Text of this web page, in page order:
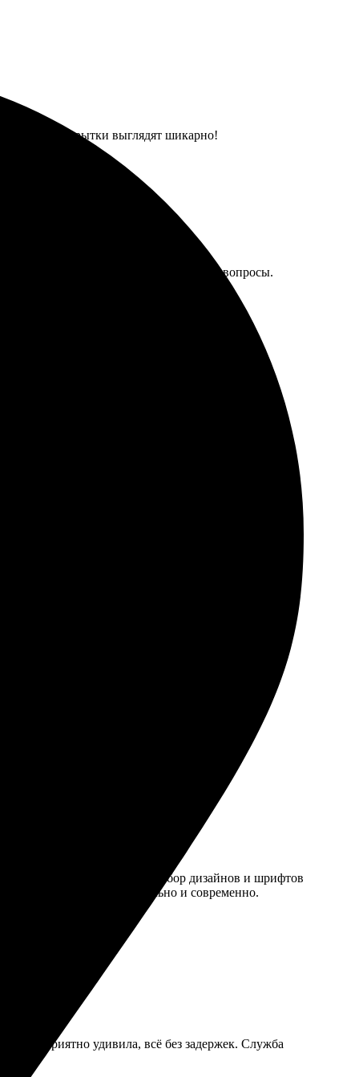
в срок. Открытки выглядят шикарно!
понятно. Поддержка ответила на все вопросы.
в срок, качество радует. Рекомендую всем
сайт. Доставка в Магадан без задержек. Качество
тем, кто хочет удивить близких. Буду заказывать
и интуитивно понятным. Выбор дизайнов и шрифтов
Открытки выглядят стильно и современно.
приятно удивила, всё без задержек. Служба